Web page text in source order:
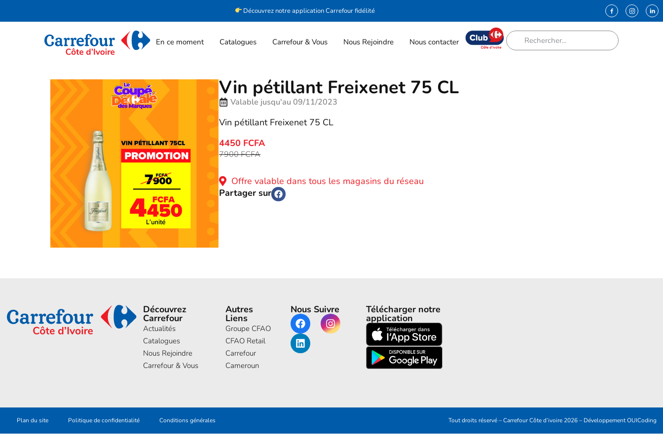
Découvrez notre application Carrefour fidélité
En ce moment Catalogues Carrefour & Vous Nous Rejoindre Nous contacter
Vin pétillant Freixenet 75 CL
Valable jusqu'au 09/11/2023
Vin pétillant Freixenet 75 CL
4450 FCFA
7900 FCFA
Offre valable dans tous les magasins du réseau
Partager sur
Découvrez
Carrefour
Actualités
Catalogues
Nous Rejoindre
Carrefour & Vous
Autres
Liens
Groupe CFAO
CFAO Retail
Carrefour
Cameroun
Nous Suivre Télécharger notre
application
Plan du site Politique de confidentialité Conditions générales Tout droits réservé – Carrefour Côte d’ivoire 2026 – DéveloppementOUICoding